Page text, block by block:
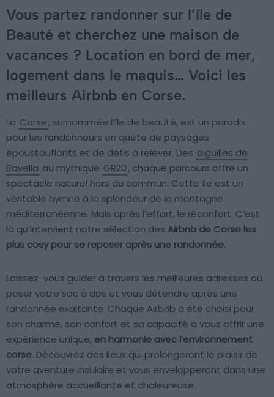
Vous partez randonner sur l’île de
Beauté et cherchez une maison de
vacances ? Location en bord de mer,
logement dans le maquis… Voici les
meilleurs Airbnb en Corse.
La Corse, surnommée l’île de beauté, est un paradis
pour les randonneurs en quête de paysages
époustouflants et de défis à relever. Des aiguilles de
Bavella au mythique GR20, chaque parcours offre un
spectacle naturel hors du commun. Cette île est un
véritable hymne à la splendeur de la montagne
méditerranéenne. Mais après l’effort, le réconfort. C’est
là qu’intervient notre sélection des Airbnb de Corse les
plus cosy pour se reposer après une randonnée.
Laissez-vous guider à travers les meilleures adresses où
poser votre sac à dos et vous détendre après une
randonnée exaltante. Chaque Airbnb a été choisi pour
son charme, son confort et sa capacité à vous offrir une
expérience unique, en harmonie avec l’environnement
corse. Découvrez des lieux qui prolongeront le plaisir de
votre aventure insulaire et vous envelopperont dans une
atmosphère accueillante et chaleureuse.